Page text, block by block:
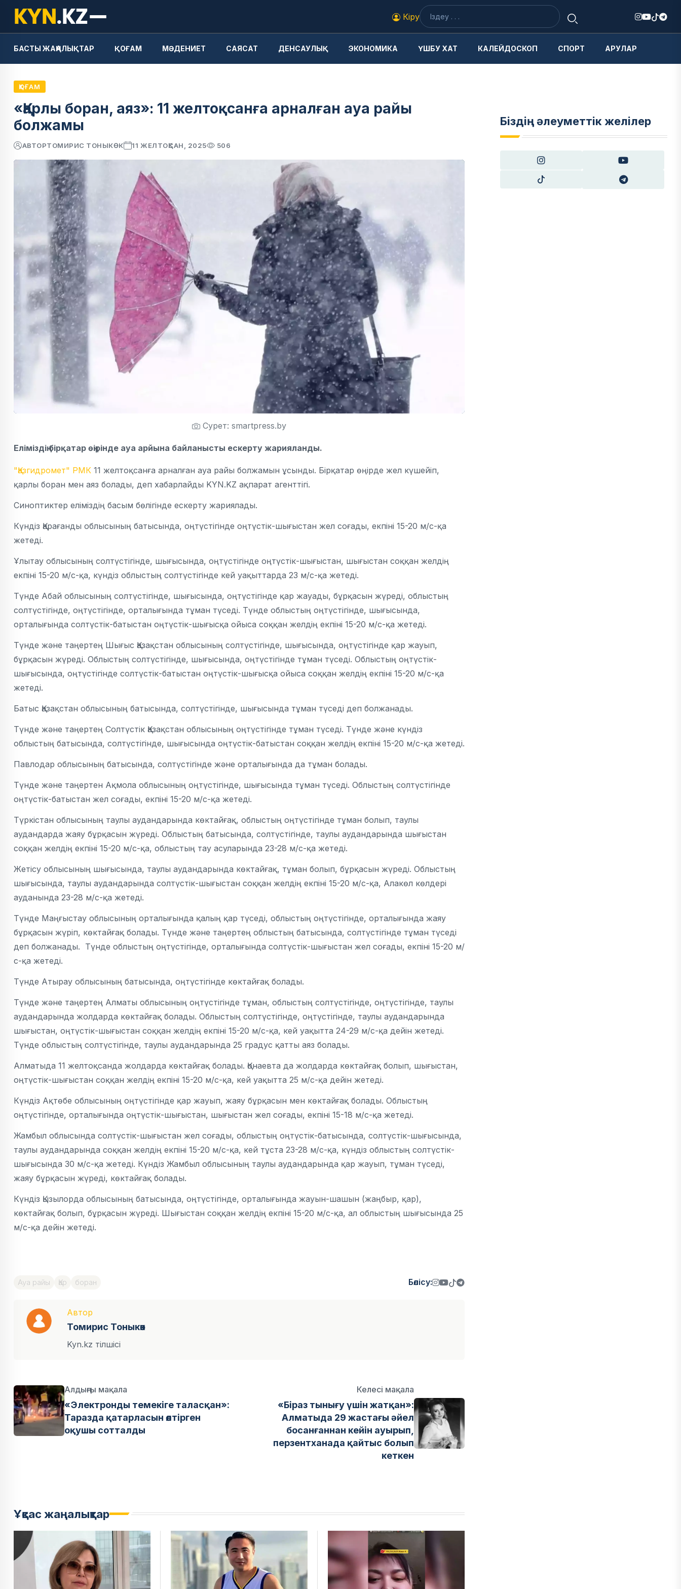
Кіру
БАСТЫ ЖАҢАЛЫҚТАР ҚОҒАМ МӘДЕНИЕТ САЯСАТ ДЕНСАУЛЫҚ ЭКОНОМИКА ҮШБУ ХАТ КАЛЕЙДОСКОП СПОРТ АРУЛАР
ҚОҒАМ
«Қарлы боран, аяз»: 11 желтоқсанға арналған ауа райы
болжамы
АВТОРТОМИРИС ТОНЫКӨК 11 ЖЕЛТОҚСАН, 2025 506
Сурет: smartpress.by
Еліміздің бірқатар өңірінде ауа арйына байланысты ескерту жарияланды.
"Қазгидромет" РМК 11 желтоқсанға арналған ауа райы болжамын ұсынды. Бірқатар өңірде жел күшейіп,
қарлы боран мен аяз болады, деп хабарлайды KYN.KZ ақпарат агенттігі.
Синоптиктер еліміздің басым бөлігінде ескерту жариялады.
Күндіз Қарағанды облысының батысында, оңтүстігінде оңтүстік-шығыстан жел соғады, екпіні 15-20 м/с-қа
жетеді.
Ұлытау облысының солтүстігінде, шығысында, оңтүстігінде оңтүстік-шығыстан, шығыстан соққан желдің
екпіні 15-20 м/с-қа, күндіз облыстың солтүстігінде кей уақыттарда 23 м/с-қа жетеді.
Түнде Абай облысының солтүстігінде, шығысында, оңтүстігінде қар жауады, бұрқасын жүреді, облыстың
солтүстігінде, оңтүстігінде, орталығында тұман түседі. Түнде облыстың оңтүстігінде, шығысында,
орталығында солтүстік-батыстан оңтүстік-шығысқа ойыса соққан желдің екпіні 15-20 м/с-қа жетеді.
Түнде және таңертең Шығыс Қазақстан облысының солтүстігінде, шығысында, оңтүстігінде қар жауып,
бұрқасын жүреді. Облыстың солтүстігінде, шығысында, оңтүстігінде тұман түседі. Облыстың оңтүстік-
шығысында, оңтүстігінде солтүстік-батыстан оңтүстік-шығысқа ойыса соққан желдің екпіні 15-20 м/с-қа
жетеді.
Батыс Қазақстан облысының батысында, солтүстігінде, шығысында тұман түседі деп болжанады.
Түнде және таңертең Солтүстік Қазақстан облысының оңтүстігінде тұман түседі. Түнде және күндіз
облыстың батысында, солтүстігінде, шығысында оңтүстік-батыстан соққан желдің екпіні 15-20 м/с-қа жетеді.
Павлодар облысының батысында, солтүстігінде және орталығында да тұман болады.
Түнде және таңертен Ақмола облысының оңтүстігінде, шығысында тұман түседі. Облыстың солтүстігінде
оңтүстік-батыстан жел соғады, екпіні 15-20 м/с-қа жетеді.
Түркістан облысының таулы аудандарында көктайғақ, облыстың оңтүстігінде тұман болып, таулы
аудандарда жаяу бұрқасын жүреді. Облыстың батысында, солтүстігінде, таулы аудандарында шығыстан
соққан желдің екпіні 15-20 м/с-қа, облыстың тау асуларында 23-28 м/с-қа жетеді.
Жетісу облысының шығысында, таулы аудандарында көктайғақ, тұман болып, бұрқасын жүреді. Облыстың
шығысында, таулы аудандарында солтүстік-шығыстан соққан желдің екпіні 15-20 м/с-қа, Алакөл көлдері
ауданында 23-28 м/с-қа жетеді.
Түнде Маңғыстау облысының орталығында қалың қар түседі, облыстың оңтүстігінде, орталығында жаяу
бұрқасын жүріп, көктайғақ болады. Түнде және таңертең облыстың батысында, солтүстігінде тұман түседі
деп болжанады. Түнде облыстың оңтүстігінде, орталығында солтүстік-шығыстан жел соғады, екпіні 15-20 м/
с-қа жетеді.
Түнде Атырау облысының батысында, оңтүстігінде көктайғақ болады.
Түнде және таңертең Алматы облысының оңтүстігінде тұман, облыстың солтүстігінде, оңтүстігінде, таулы
аудандарында жолдарда көктайғақ болады. Облыстың солтүстігінде, оңтүстігінде, таулы аудандарында
шығыстан, оңтүстік-шығыстан соққан желдің екпіні 15-20 м/с-қа, кей уақытта 24-29 м/с-қа дейін жетеді.
Түнде облыстың солтүстігінде, таулы аудандарында 25 градус қатты аяз болады.
Алматыда 11 желтоқсанда жолдарда көктайғақ болады. Қонаевта да жолдарда көктайғақ болып, шығыстан,
оңтүстік-шығыстан соққан желдің екпіні 15-20 м/с-қа, кей уақытта 25 м/с-қа дейін жетеді.
Күндіз Ақтөбе облысының оңтүстігінде қар жауып, жаяу бұрқасын мен көктайғақ болады. Облыстың
оңтүстігінде, орталығында оңтүстік-шығыстан, шығыстан жел соғады, екпіні 15-18 м/с-қа жетеді.
Жамбыл облысында солтүстік-шығыстан жел соғады, облыстың оңтүстік-батысында, солтүстік-шығысында,
таулы аудандарында соққан желдің екпіні 15-20 м/с-қа, кей тұста 23-28 м/с-қа, күндіз облыстың солтүстік-
шығысында 30 м/с-қа жетеді. Күндіз Жамбыл облысының таулы аудандарында қар жауып, тұман түседі,
жаяу бұрқасын жүреді, көктайғақ болады.
Күндіз Қызылорда облысының батысында, оңтүстігінде, орталығында жауын-шашын (жаңбыр, қар),
көктайғақ болып, бұрқасын жүреді. Шығыстан соққан желдің екпіні 15-20 м/с-қа, ал облыстың шығысында 25
м/с-қа дейін жетеді.
Ауа райы Қар боран Бөлісу:
Автор
Томирис Тоныкөк
Kyn.kz тілшісі
Алдыңғы мақала
«Электронды темекіге таласқан»:
Таразда қатарласын өлтірген
оқушы сотталды
Келесі мақала
«Біраз тынығу үшін жатқан»:
Алматыда 29 жастағы әйел
босанғаннан кейін ауырып,
перзентханада қайтыс болып
кеткен
Ұқсас жаңалықтар
Біздің әлеуметтік желілер